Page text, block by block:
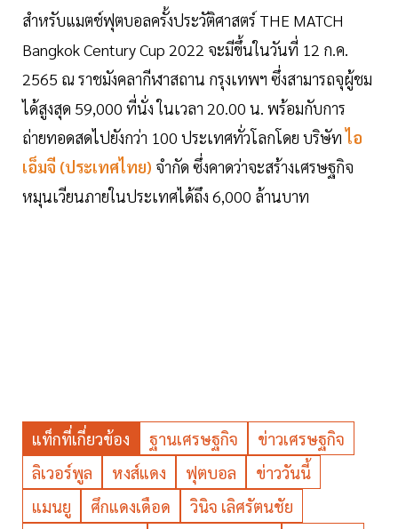
สำหรับแมตช์ฟุตบอลครั้งประวัติศาสตร์ THE MATCH
Bangkok Century Cup 2022 จะมีขึ้นในวันที่ 12 ก.ค.
2565 ณ ราชมังคลากีฬาสถาน กรุงเทพฯ ซึ่งสามารถจุผู้ชม
ได้สูงสุด 59,000 ที่นั่ง ในเวลา 20.00 น. พร้อมกับการ
ถ่ายทอดสดไปยังกว่า 100 ประเทศทั่วโลกโดย บริษัทไอ
เอ็มจี (ประเทศไทย) จำกัด ซึ่งคาดว่าจะสร้างเศรษฐกิจ
หมุนเวียนภายในประเทศได้ถึง 6,000 ล้านบาท
แท็กที่เกี่ยวข้อง ฐานเศรษฐกิจ
ข่าวเศรษฐกิจ
ลิเวอร์พูล
หงส์แดง ฟุตบอล
ข่าววันนี้
แมนยู
ศึกแดงเดือด
วินิจ เลิศรัตนชัย